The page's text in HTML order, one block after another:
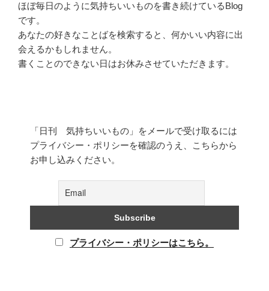
ほぼ毎日のように気持ちいいものを書き続けているBlog
です。
あなたの好きなことばを検索すると、何かいい内容に出
会えるかもしれません。
書くことのできない日はお休みさせていただきます。
「日刊 気持ちいいもの」をメールで受け取るには
プライバシー・ポリシーを確認のうえ、こちらから
お申し込みください。
プライバシー・ポリシーはこちら。